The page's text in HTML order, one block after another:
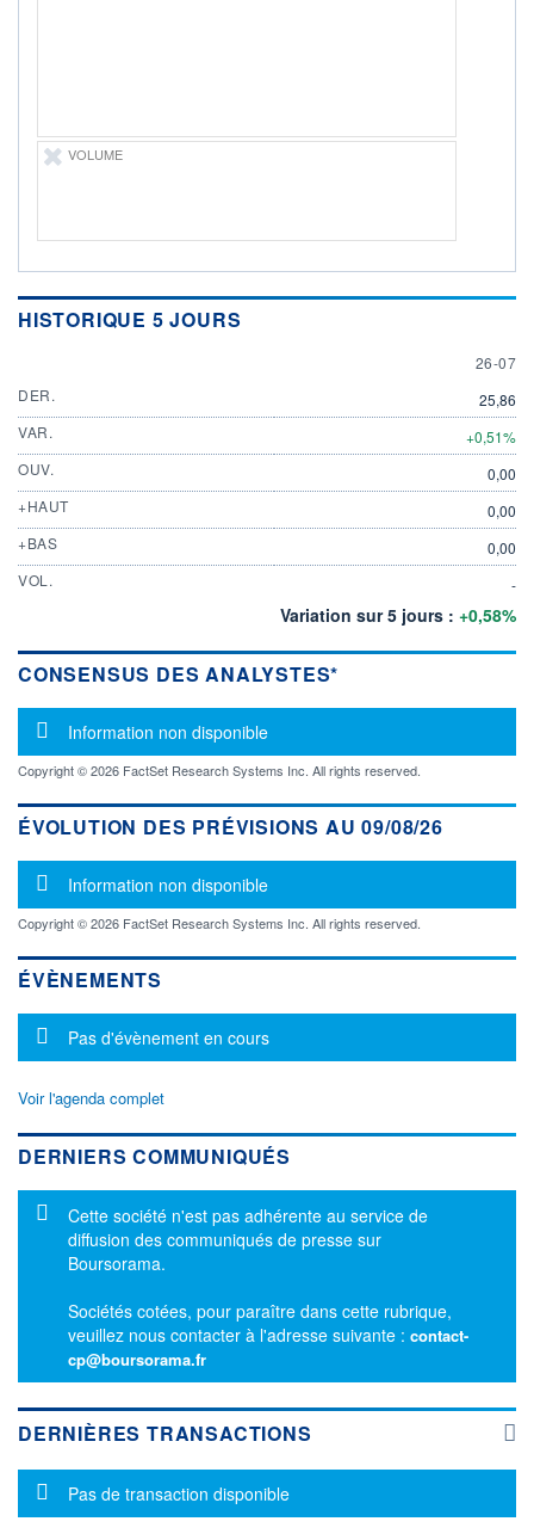
ÉLIGIBILITÉ
Non éligible
VOLUME
HISTORIQUE 5 JOURS
26 JULY
26-07
DER.
25,86
VAR.
+0,51%
OUV.
0,00
+HAUT
0,00
+BAS
0,00
VOL.
-
Variation sur 5 jours : +0,58%
CONSENSUS DES ANALYSTES*
Message d'information
Information non disponible
Copyright © 2026 FactSet Research Systems Inc. All rights reserved.
ÉVOLUTION DES PRÉVISIONS AU 09/08/26
Message d'information
Information non disponible
Copyright © 2026 FactSet Research Systems Inc. All rights reserved.
ÉVÈNEMENTS
Message d'information
Pas d'évènement en cours
Voir l'agenda complet
DERNIERS COMMUNIQUÉS
Message d'information
Cette société n'est pas adhérente au service de
diffusion des communiqués de presse sur
Boursorama.
Sociétés cotées, pour paraître dans cette rubrique,
veuillez nous contacter à l'adresse suivante : contact-
cp@boursorama.fr
DERNIÈRES TRANSACTIONS
Message d'information
Pas de transaction disponible